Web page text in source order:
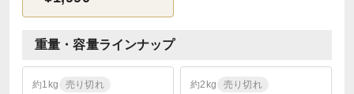
重量・容量ラインナップ
約1kg 売り切れ 約2kg 売り切れ